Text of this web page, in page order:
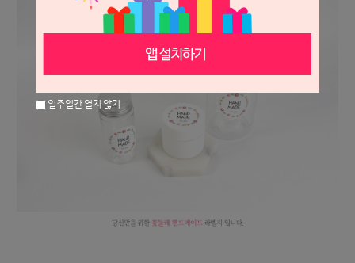
일주일간 열지 않기